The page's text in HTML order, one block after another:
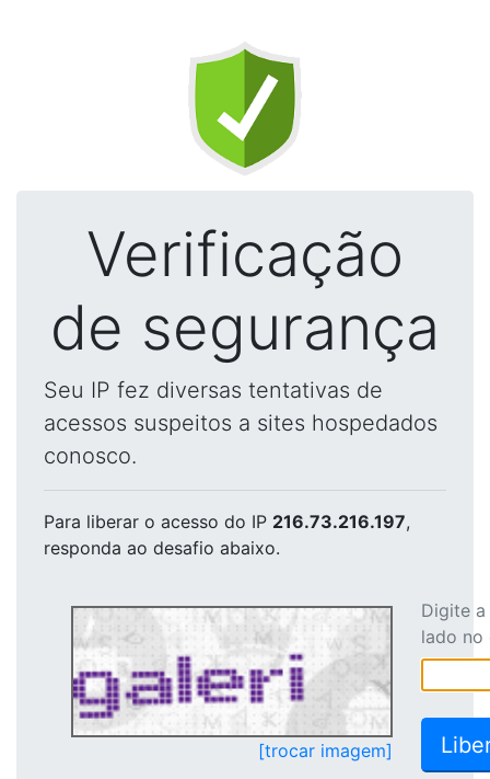
Verificação
de segurança
Seu IP fez diversas tentativas de
acessos suspeitos a sites hospedados
conosco.
Para liberar o acesso do IP 216.73.216.197,
responda ao desafio abaixo.
[trocar imagem]
Digite
lado no